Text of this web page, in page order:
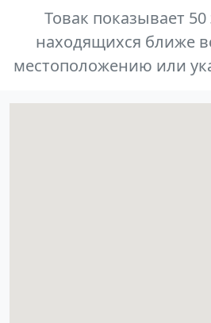
Товак показывает 50
находящихся ближе
местоположению или